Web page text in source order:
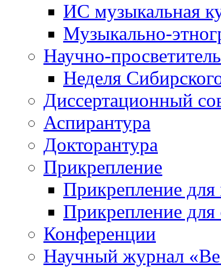
ИС музыкальная
Музыкально-
Научно-
Неделя
Диссертационный
Аспирантура
Докторантура
Прикрепление
Прикрепление для
Прикрепление для
Конференции
Научный журнал